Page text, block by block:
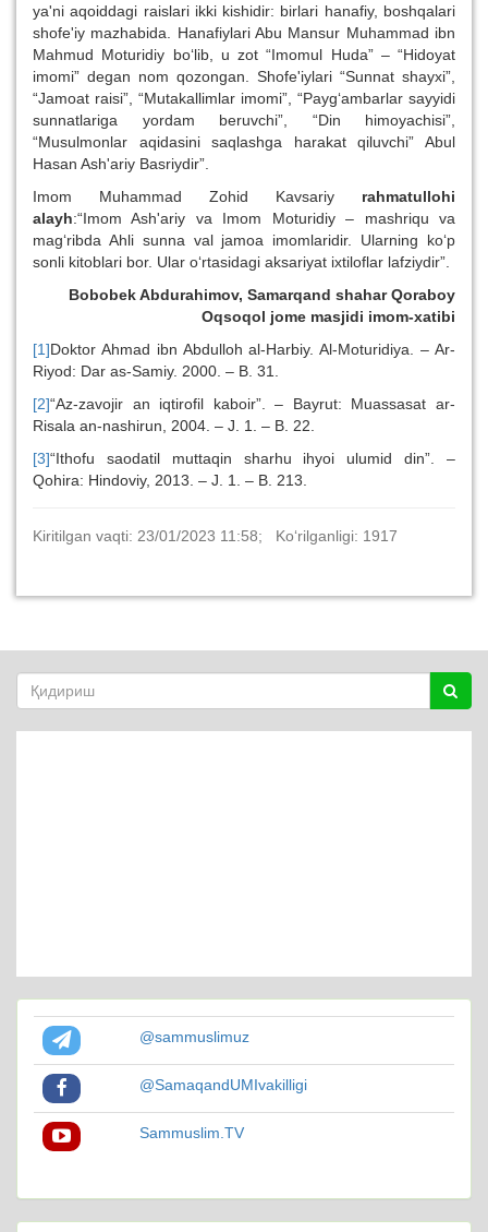
ya'ni aqoiddagi raislari ikki kishidir: birlari hanafiy, boshqalari
shofe'iy mazhabida. Hanafiylari Abu Mansur Muhammad ibn
Mahmud Moturidiy bo‘lib, u zot “Imomul Huda” – “Hidoyat
imomi” degan nom qozongan. Shofe'iylari “Sunnat shayxi”,
“Jamoat raisi”, “Mutakallimlar imomi”, “Payg‘ambarlar sayyidi
sunnatlariga yordam beruvchi”, “Din himoyachisi”,
“Musulmonlar aqidasini saqlashga harakat qiluvchi” Abul
Hasan Ash'ariy Basriydir”.
Imom Muhammad Zohid Kavsariy rahmatullohi
alayh:“Imom Ash'ariy va Imom Moturidiy – mashriqu va
mag‘ribda Ahli sunna val jamoa imomlaridir. Ularning ko‘p
sonli kitoblari bor. Ular o‘rtasidagi aksariyat ixtiloflar lafziydir”.
Bobobek Abdurahimov, Samarqand shahar Qoraboy
Oqsoqol jome masjidi imom-xatibi
[1]Doktor Ahmad ibn Abdulloh al-Harbiy. Al-Moturidiya. – Ar-
Riyod: Dar as-Samiy. 2000. – B. 31.
[2]“Az-zavojir an iqtirofil kaboir”. – Bayrut: Muassasat ar-
Risala an-nashirun, 2004. – J. 1. – B. 22.
[3]“Ithofu saodatil muttaqin sharhu ihyoi ulumid din”. –
Qohira: Hindoviy, 2013. – J. 1. – B. 213.
Kiritilgan vaqti: 23/01/2023 11:58; Ko‘rilganligi: 1917
@sammuslimuz
@SamaqandUMIvakilligi
Sammuslim.TV